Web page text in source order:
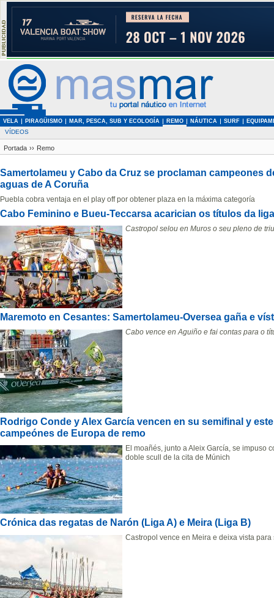
VELA PIRAGÜISMO MAR, PESCA, SUB Y ECOLOGÍA REMO NÁUTICA SURF
VÍDEOS
Portada ›› Remo
Samertolameu y Cabo da Cruz se proclaman campeones
aguas de A Coruña
Puebla cobra ventaja en el play off por obtener plaza en la máxima categoría
Cabo Feminino e Bueu-Teccarsa acarician os títulos da
Castropol selou en Muros o seu pleno de
Maremoto en Cesantes: Samertolameu-Oversea gaña e
Cabo vence en Aguiño e fai contas para o
Rodrigo Conde y Alex García vencen en su semifinal y
campeónes de Europa de remo
El moañés, junto a Aleix García, se impuso
doble scull de la cita de Múnich
Crónica das regatas de Narón (Liga A) e Meira (Liga B)
Castropol vence en Meira e deixa vista